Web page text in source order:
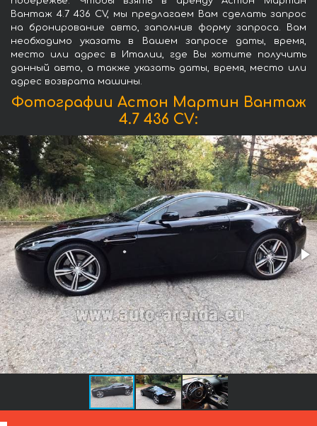
Вантаж 4.7 436 CV, мы предлагаем Вам сделать запрос
на бронирование авто, заполнив форму запроса. Вам
необходимо указать в Вашем запросе даты, время,
место или адрес в Италии, где Вы хотите получить
данный авто, а также указать даты, время, место или
адрес возврата машины.
Фотографии Астон Мартин Вантаж
4.7 436 CV: